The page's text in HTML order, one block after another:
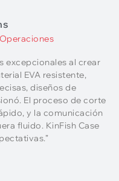
excepcionales al crear
EVA resistente,
diseños de
El proceso de corte
y la comunicación
fluido. KinFish Case